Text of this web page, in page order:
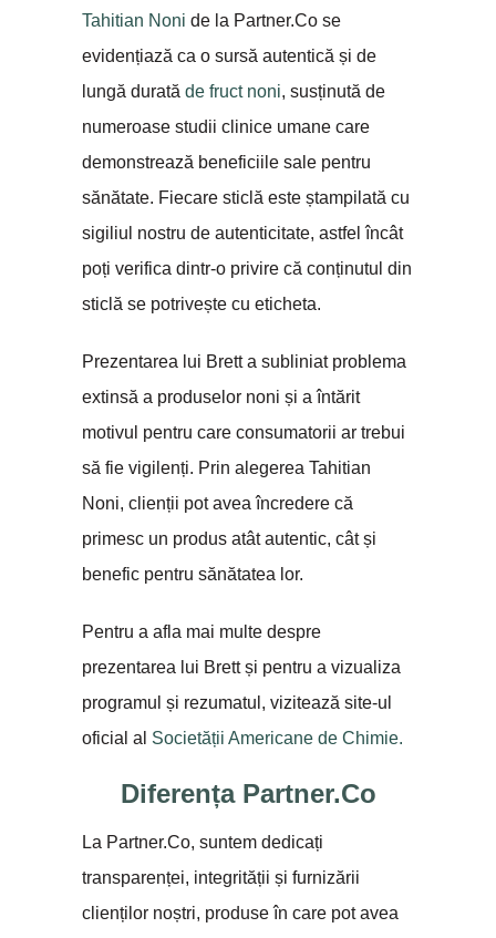
Tahitian Noni de la Partner.Co se
evidențiază ca o sursă autentică și de
lungă durată de fruct noni, susținută de
numeroase studii clinice umane care
demonstrează beneficiile sale pentru
sănătate. Fiecare sticlă este ștampilată cu
sigiliul nostru de autenticitate, astfel încât
poți verifica dintr-o privire că conținutul din
sticlă se potrivește cu eticheta.
Prezentarea lui Brett a subliniat problema
extinsă a produselor noni și a întărit
motivul pentru care consumatorii ar trebui
să fie vigilenți. Prin alegerea Tahitian
Noni, clienții pot avea încredere că
primesc un produs atât autentic, cât și
benefic pentru sănătatea lor.
Pentru a afla mai multe despre
prezentarea lui Brett și pentru a vizualiza
programul și rezumatul, vizitează site-ul
oficial al Societății Americane de Chimie.
Diferența Partner.Co
La Partner.Co, suntem dedicați
transparenței, integrității și furnizării
clienților noștri, produse în care pot avea